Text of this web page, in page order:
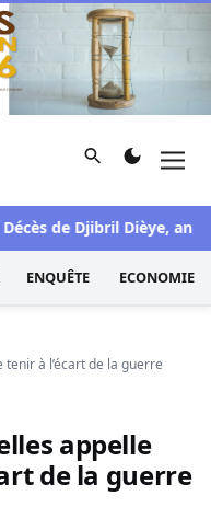
et d'investigation
Rechercher
de Djibril Dièye,
ENQUÊTE ECONOMIE
à l’écart de la guerre
appelle
de la guerre